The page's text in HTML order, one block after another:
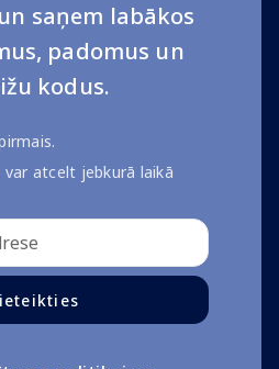
saņem labākos
padomus un
kodus.
var atcelt jebkurā laikā